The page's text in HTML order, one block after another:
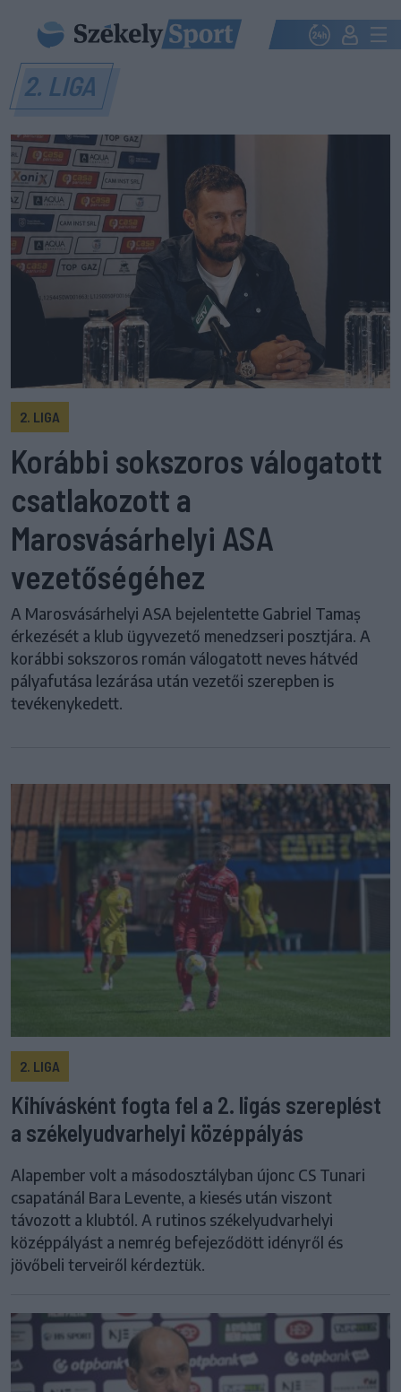
2. LIGA
2. LIGA
Korábbi sokszoros válogatott
csatlakozott a
Marosvásárhelyi ASA
vezetőségéhez
A Marosvásárhelyi ASA bejelentette Gabriel Tamaș
érkezését a klub ügyvezető menedzseri posztjára. A
korábbi sokszoros román válogatott neves hátvéd
pályafutása lezárása után vezetői szerepben is
tevékenykedett.
2. LIGA
Kihívásként fogta fel a 2. ligás szereplést
a székelyudvarhelyi középpályás
Alapember volt a másodosztályban újonc CS Tunari
csapatánál Bara Levente, a kiesés után viszont
távozott a klubtól. A rutinos székelyudvarhelyi
középpályást a nemrég befejeződött idényről és
jövőbeli terveiről kérdeztük.